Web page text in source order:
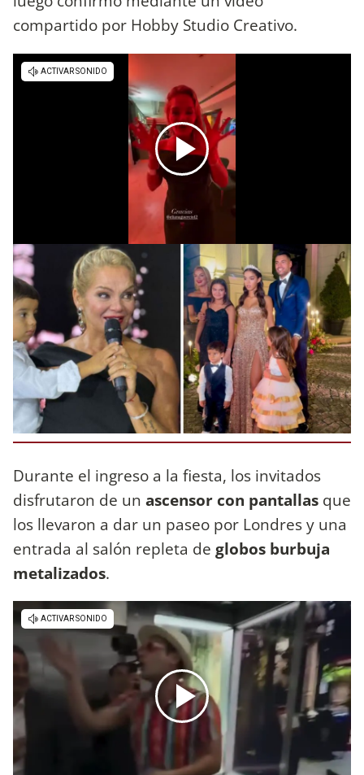
compartido por Hobby Studio Creativo.
Durante el ingreso a la fiesta, los invitados
disfrutaron de un ascensor con pantallas que
los llevaron a dar un paseo por Londres y una
entrada al salón repleta de globos burbuja
metalizados.